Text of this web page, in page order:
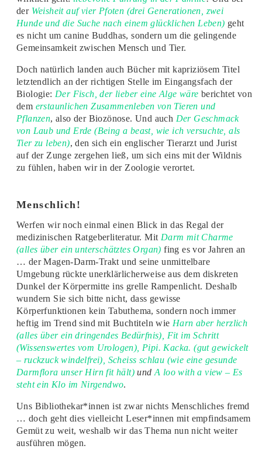
der Weisheit auf vier Pfoten (drei Generationen, zwei
Hunde und die Suche nach einem glücklichen Leben) geht
es nicht um canine Buddhas, sondern um die gelingende
Gemeinsamkeit zwischen Mensch und Tier.
Doch natürlich landen auch Bücher mit kapriziösem Titel
letztendlich an der richtigen Stelle im Eingangsfach der
Biologie: Der Fisch, der lieber eine Alge wäre berichtet von
dem erstaunlichen Zusammenleben von Tieren und
Pflanzen, also der Biozönose. Und auch Der Geschmack
von Laub und Erde (Being a beast, wie ich versuchte, als
Tier zu leben), den sich ein englischer Tierarzt und Jurist
auf der Zunge zergehen ließ, um sich eins mit der Wildnis
zu fühlen, haben wir in der Zoologie verortet.
Menschlich!
Werfen wir noch einmal einen Blick in das Regal der
medizinischen Ratgeberliteratur. Mit Darm mit Charme
(alles über ein unterschätztes Organ) fing es vor Jahren an
… der Magen-Darm-Trakt und seine unmittelbare
Umgebung rückte unerklärlicherweise aus dem diskreten
Dunkel der Körpermitte ins grelle Rampenlicht. Deshalb
wundern Sie sich bitte nicht, dass gewisse
Körperfunktionen kein Tabuthema, sondern noch immer
heftig im Trend sind mit Buchtiteln wie Harn aber herzlich
(alles über ein dringendes Bedürfnis), Fit im Schritt
(Wissenswertes vom Urologen), Pipi. Kacka. (gut gewickelt
– ruckzuck windelfrei), Scheiss schlau (wie eine gesunde
Darmflora unser Hirn fit hält)und A loo with a view – Es
steht ein Klo im Nirgendwo.
Uns Bibliothekar*innen ist zwar nichts Menschliches fremd
… doch geht dies vielleicht Leser*innen mit empfindsamem
Gemüt zu weit, weshalb wir das Thema nun nicht weiter
ausführen mögen.